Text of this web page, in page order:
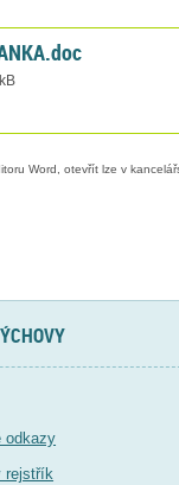
Word, otevřít lze v
odkazy
rejstřík